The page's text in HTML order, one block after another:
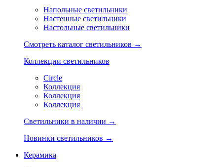
Напольные светильники
Настенные светильники
Настольные светильники
Смотреть каталог светильников →
Коллекции светильников
Circle
Коллекция
Коллекция
Коллекция
Светильники в наличии →
Новинки светильников →
Керамика